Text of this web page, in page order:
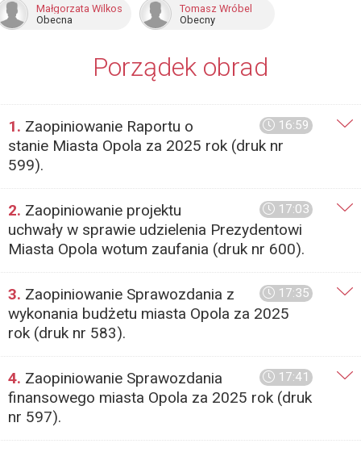
Małgorzata Wilkos
Obecna
Tomasz Wróbel
Obecny
Porządek obrad
16:59
1. Zaopiniowanie Raportu o
stanie Miasta Opola za 2025 rok (druk nr
599).
17:03
2. Zaopiniowanie projektu
uchwały w sprawie udzielenia Prezydentowi
Miasta Opola wotum zaufania (druk nr 600).
17:35
3. Zaopiniowanie Sprawozdania z
wykonania budżetu miasta Opola za 2025
rok (druk nr 583).
17:41
4. Zaopiniowanie Sprawozdania
finansowego miasta Opola za 2025 rok (druk
nr 597).